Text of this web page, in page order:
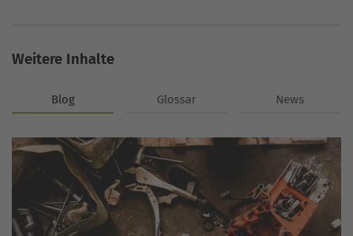
Weitere Inhalte
Blog Glossar News